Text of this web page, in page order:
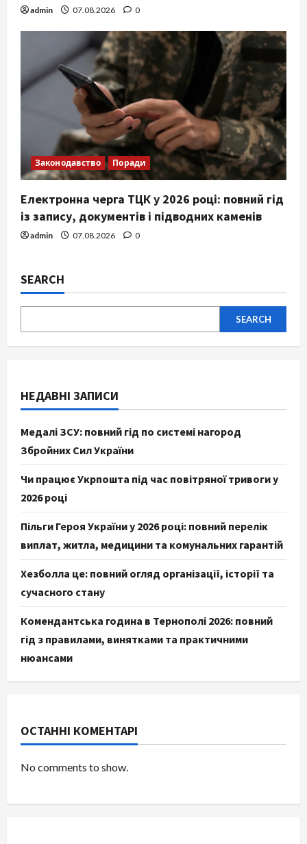
admin 07.08.2026 0
Законодавство Поради
Електронна черга ТЦК у 2026 році: повний гід
із запису, документів і підводних каменів
admin 07.08.2026 0
SEARCH
SEARCH
НЕДАВНІ ЗАПИСИ
Медалі ЗСУ: повний гід по системі нагород
Збройних Сил України
Чи працює Укрпошта під час повітряної тривоги у
2026 році
Пільги Героя України у 2026 році: повний перелік
виплат, житла, медицини та комунальних гарантій
Хезболла це: повний огляд організації, історії та
сучасного стану
Комендантська година в Тернополі 2026: повний
гід з правилами, винятками та практичними
нюансами
ОСТАННІ КОМЕНТАРІ
No comments to show.